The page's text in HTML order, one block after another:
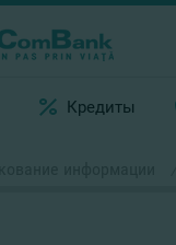
Кредиты